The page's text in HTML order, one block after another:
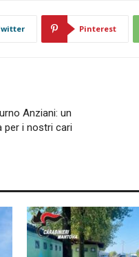
Pinterest
Anziani: un
per i nostri cari